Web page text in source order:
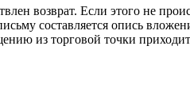
возврат. Если этого не
составляется опись
из торговой точки